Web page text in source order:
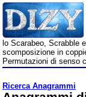
lo Scarabeo, Scrabble
scomposizione in
Permutazioni di senso
Ricerca Anagrammi